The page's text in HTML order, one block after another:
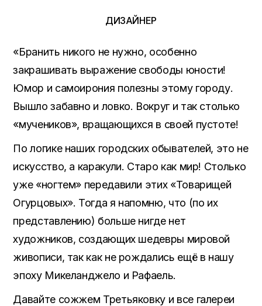
ДИЗАЙНЕР
«Бранить никого не нужно, особенно
закрашивать выражение свободы юности!
Юмор и самоирония полезны этому городу.
Вышло забавно и ловко. Вокруг и так столько
«мучеников», вращающихся в своей пустоте!
По логике наших городских обывателей, это не
искусство, а каракули. Старо как мир! Столько
уже «ногтем» передавили этих «Товарищей
Огурцовых». Тогда я напомню, что (по их
представлению) больше нигде нет
художников, создающих шедевры мировой
живописи, так как не рождались ещё в нашу
эпоху Микеланджело и Рафаель.
Давайте сожжем Третьяковку и все галереи